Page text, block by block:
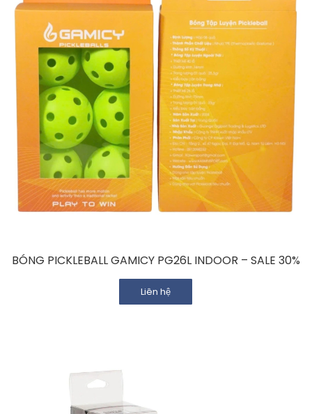
BÓNG PICKLEBALL GAMICY PG26L INDOOR – SALE 30%
Liên hệ